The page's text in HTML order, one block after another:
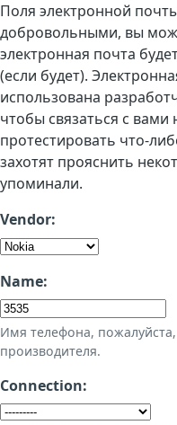
Поля электронной
добровольными, вы
электронная почта
(если будет).
использована
чтобы связаться с вами
протестировать что-
захотят прояснить
упоминали.
Vendor:
Name:
Имя телефона,
производителя.
Connection: